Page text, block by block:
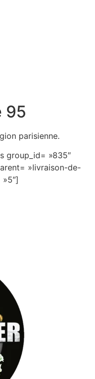
95
parisienne.
group_id= »835″
»livraison-de-